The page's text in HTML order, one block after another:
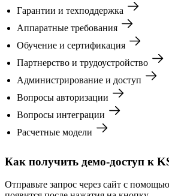
Гарантии и техподдержка
Аппаратные требования
Обучение и сертификация
Партнерство и трудоустройство
Администрирование и доступ
Вопросы авторизации
Вопросы интеграции
Расчетные модели
Как получить демо-доступ к
Отправьте запрос через сайт с